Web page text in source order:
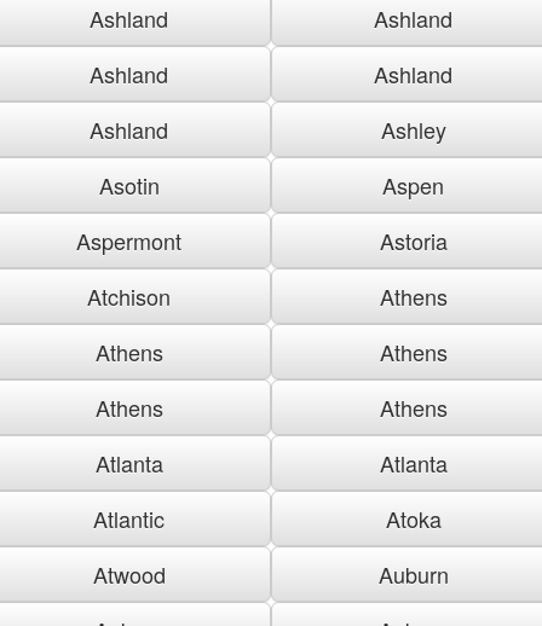
Ashland
Ashland
Ashland
Ashland
Ashland
Ashley
Asotin
Aspen
Aspermont
Astoria
Atchison
Athens
Athens
Athens
Athens
Athens
Atlanta
Atlanta
Atlantic
Atoka
Atwood
Auburn